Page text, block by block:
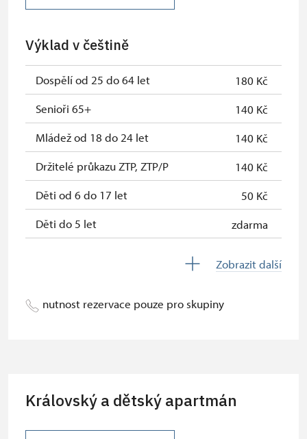
rodinní příslušníci)
Průkaz Náš člověk *
zdarma
* Platí pouze pro jednu osobu
(držitele průkazu)
Výklad v češtině
Dospělí od 25 do 64 let
180 Kč
Senioři 65+
140 Kč
Mládež od 18 do 24 let
140 Kč
Držitelé průkazu ZTP, ZTP/P
140 Kč
Děti od 6 do 17 let
50 Kč
Děti do 5 let
zdarma
ČR *
Průkaz ICOMOS *
Zobrazit další
nutnost rezervace pouze pro skupiny
Královský a dětský apartmán